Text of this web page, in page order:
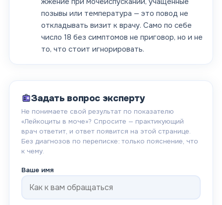
позывы или температура — это повод не
откладывать визит к врачу. Само по себе
число 18 без симптомов не приговор, но и не
то, что стоит игнорировать.
Задать вопрос эксперту
Не понимаете свой результат по показателю
«Лейкоциты в моче»? Спросите — практикующий
врач ответит, и ответ появится на этой странице.
Без диагнозов по переписке: только пояснение, что
к чему.
Ваше имя